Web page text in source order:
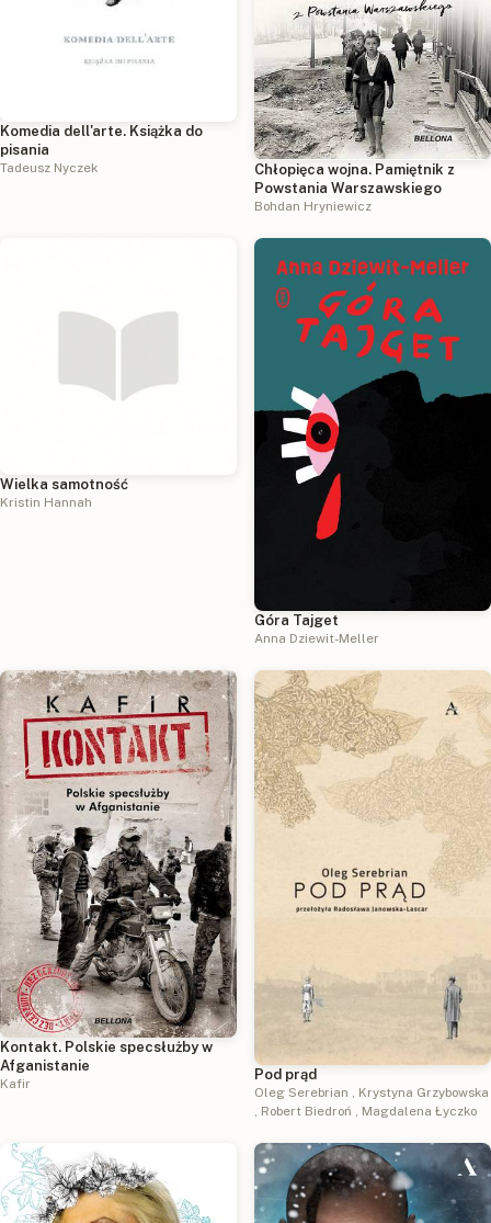
Komedia dell'arte. Książka do
pisania
Tadeusz Nyczek
Chłopięca wojna. Pamiętnik z
Powstania Warszawskiego
Bohdan Hryniewicz
Wielka samotność
Kristin Hannah
Góra Tajget
Anna Dziewit-Meller
Kontakt. Polskie specsłużby w
Afganistanie
Kafir
Pod prąd
Oleg Serebrian
Krystyna Grzybowska
Robert Biedroń Magdalena Łyczko